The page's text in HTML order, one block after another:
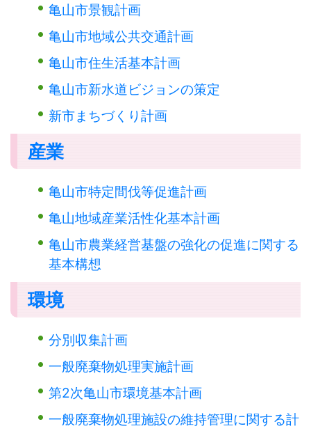
亀山市景観計画
亀山市地域公共交通計画
亀山市住生活基本計画
亀山市新水道ビジョンの策定
新市まちづくり計画
産業
亀山市特定間伐等促進計画
亀山地域産業活性化基本計画
亀山市農業経営基盤の強化の促進に関する
基本構想
環境
分別収集計画
一般廃棄物処理実施計画
第2次亀山市環境基本計画
一般廃棄物処理施設の維持管理に関する計